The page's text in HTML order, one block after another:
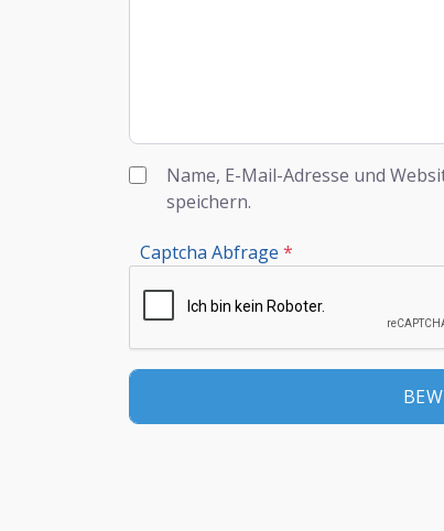
Name, E-Mail-Adresse und
speichern.
Captcha Abfrage *